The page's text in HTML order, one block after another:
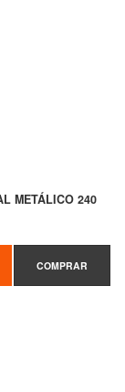
METÁLICO 240
COMPRAR